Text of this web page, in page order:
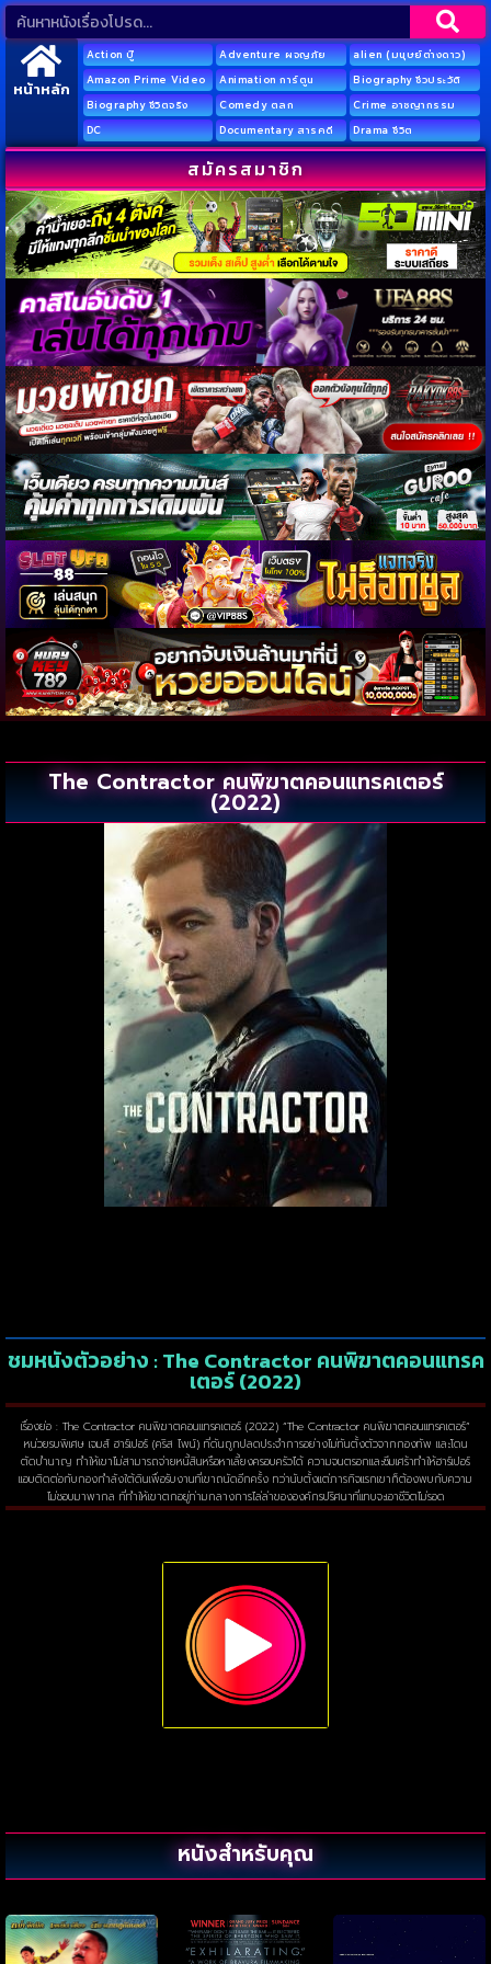
หน้าหลัก
Action บู๊ Adventure ผจญภัย
alien (มนุษย์ต่างดาว)
Amazon Prime Video
Animation การ์ตูน
Biography ชีวประวัติ
Biography ชีวิตจริง
Comedy ตลก
Crime อาชญากรรม
DC
Documentary สารคดี Drama ชีวิต
สมัครสมาชิก
The Contractor คนพิฆาตคอนแทรคเตอร์
(2022)
ชมหนังตัวอย่าง : The Contractor คนพิฆาตคอนแทรค
เตอร์ (2022)
เรื่องย่อ : The Contractor คนพิฆาตคอนแทรคเตอร์ (2022) “The Contractor คนพิฆาตคอนแทรคเตอร์”
หน่วยรบพิเศษ เจมส์ ฮาร์เปอร์ (คริส ไพน์) ที่ดันถูกปลดประจำการอย่างไม่ทันตั้งตัวจากกองทัพ และโดน
ตัดบำนาญ ทำให้เขาไม่สามารถจ่ายหนี้สินหรือหาเลี้ยงครอบครัวได้ ความจนตรอกและซึมเศร้าทำให้ฮาร์เปอร์
แอบติดต่อกับกองกำลังใต้ดินเพื่อรับงานที่เขาถนัดอีกครั้ง ทว่านับตั้งแต่ภารกิจแรกเขาก็ต้องพบกับความ
ไม่ชอบมาพากล ที่ทำให้เขาตกอยู่ท่ามกลางการไล่ล่าขององค์กรปริศนาที่แทบจะเอาชีวิตไม่รอด
หนังสำหรับคุณ